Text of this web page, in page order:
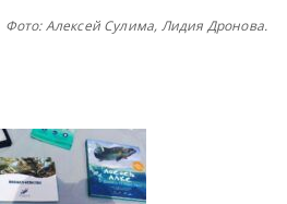
Фото: Алексей Сулима, Лидия Дронова.